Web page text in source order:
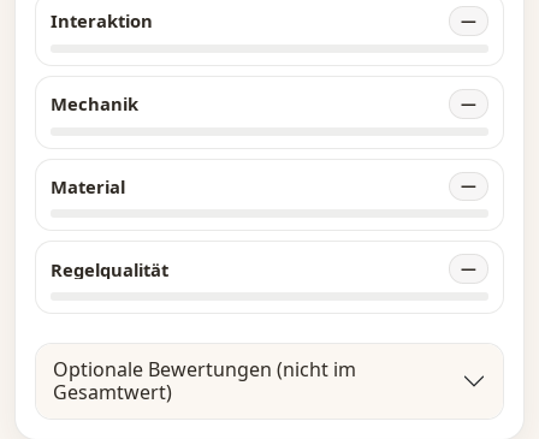
Interaktion —
Mechanik —
Material —
Regelqualität —
Optionale Bewertungen (nicht im
Gesamtwert)